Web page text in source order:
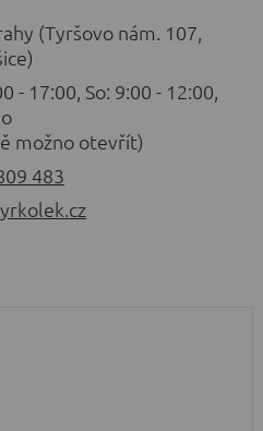
(Tyršovo nám. 107,
- 17:00, So: 9:00 - 12:00,
možno otevřít)
483